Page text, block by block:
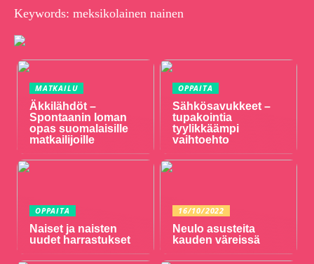
Keywords: meksikolainen nainen
MATKAILU
Äkkilähdöt –
Spontaanin loman
opas suomalaisille
matkailijoille
OPPAITA
Sähkösavukkeet –
tupakointia
tyylikkäämpi
vaihtoehto
OPPAITA
Naiset ja naisten
uudet harrastukset
16/10/2022
Neulo asusteita
kauden väreissä